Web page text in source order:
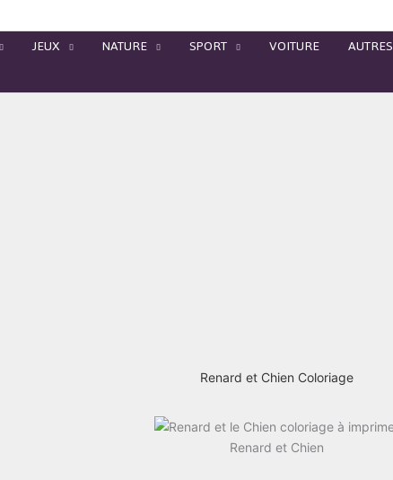
JEUX NATURE SPORT VOITURE AUTRES
Renard et Chien Coloriage
Renard et Chien